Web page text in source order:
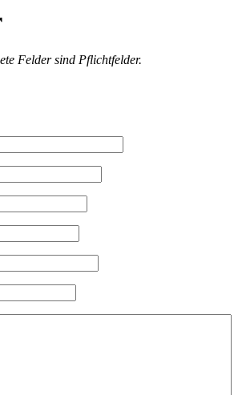
Felder sind Pflichtfelder.